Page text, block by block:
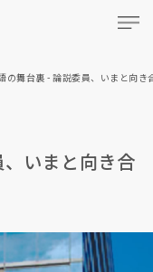
の舞台裏 - 論説委員、いまと向き
いまと向き合